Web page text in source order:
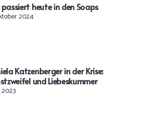
passiert heute in den Soaps
2024
Katzenberger in der Krise:
und Liebeskummer
2023